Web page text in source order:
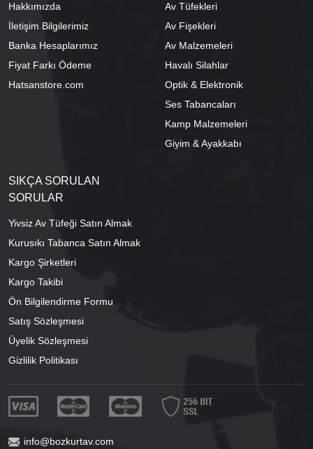
Hakkımızda
İletişim Bilgilerimiz
Banka Hesaplarımız
Fiyat Farkı Ödeme
Hatsanstore.com
Av Tüfekleri
Av Fişekleri
Av Malzemeleri
Havalı Silahlar
Optik & Elektronik
Ses Tabancaları
Kamp Malzemeleri
Giyim & Ayakkabı
SIKÇA SORULAN
SORULAR
Yivsiz Av Tüfeği Satın Almak
Kurusıkı Tabanca Satın Almak
Kargo Şirketleri
Kargo Takibi
Ön Bilgilendirme Formu
Satış Sözleşmesi
Üyelik Sözleşmesi
Gizlilik Politikası
info@bozkurtav.com